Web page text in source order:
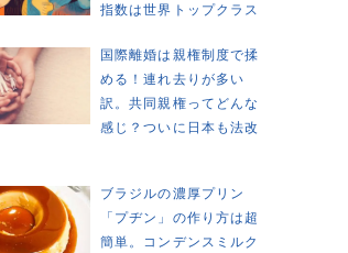
指数は世界トップクラス
国際離婚は親権制度で揉
める！連れ去りが多い
訳。共同親権ってどんな
感じ？ついに日本も法改
ブラジルの濃厚プリン
「プヂン」の作り方は超
簡単。コンデンスミルク